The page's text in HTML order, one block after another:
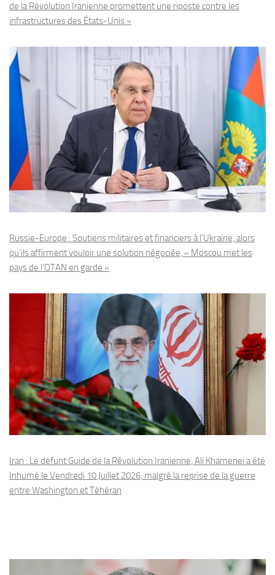
de la Révolution Iranienne promettent une riposte contre les
infrastructures des États-Unis »
Russie-Europe : Soutiens militaires et financiers à l’Ukraine, alors
qu’ils affirment vouloir une solution négociée, « Moscou met les
pays de l’OTAN en garde »
Iran : Le défunt Guide de la Révolution Iranienne, Ali Khamenei a été
Inhumé le Vendredi 10 Juillet 2026, malgré la reprise de la guerre
entre Washington et Téhéran